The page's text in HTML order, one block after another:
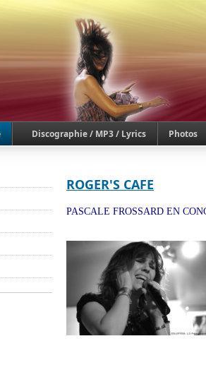
Discographie / MP3 / Lyrics Photos
ROGER'S CAFE
PASCALE FROSSARD EN